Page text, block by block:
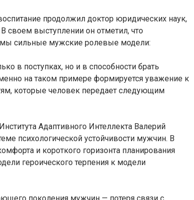
продолжил доктор юридических наук,
своем выступлении он отметил, что
сильные мужские ролевые модели:
в поступках, но и в способности брать
на таком примере формируется уважение к
которые человек передает следующим
Адаптивного Интеллекта Валерий
психологической устойчивости мужчин. В
и короткого горизонта планирования
героического терпения к модели